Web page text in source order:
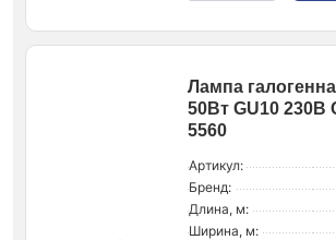
Лампа
50Вт GU10 230В
5560
Артикул:
Бренд:
Длина, м:
Ширина, м: